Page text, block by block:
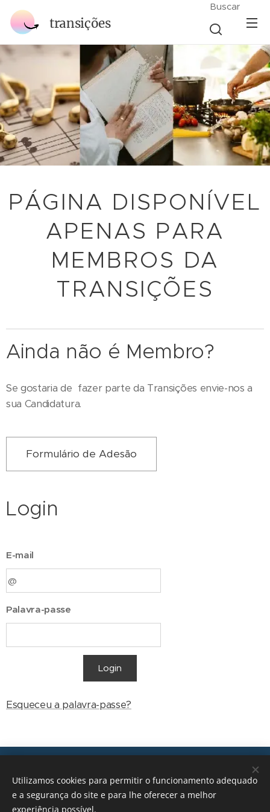
transições
Buscar
PÁGINA DISPONÍVEL
APENAS PARA
MEMBROS DA
TRANSIÇÕES
Ainda não é Membro?
Se gostaria de fazer parte da Transições envie-nos a
sua Candidatura.
Formulário de Adesão
Login
E-mail
Palavra-passe
Login
Esqueceu a palavra-passe?
geral@transicoes.pt
Utilizamos cookies para permitir o funcionamento adequado
e a segurança do site e para lhe oferecer a melhor
experiência possível.